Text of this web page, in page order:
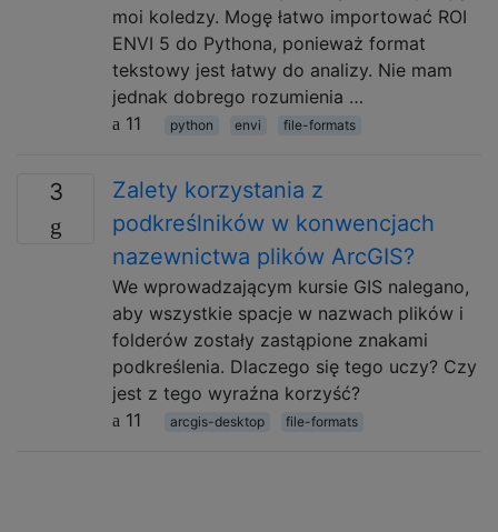
moi koledzy. Mogę łatwo importować ROI
ENVI 5 do Pythona, ponieważ format
tekstowy jest łatwy do analizy. Nie mam
jednak dobrego rozumienia …
11
python envi file-formats
3
Zalety korzystania z
podkreślników w konwencjach
nazewnictwa plików ArcGIS?
We wprowadzającym kursie GIS nalegano,
aby wszystkie spacje w nazwach plików i
folderów zostały zastąpione znakami
podkreślenia. Dlaczego się tego uczy? Czy
jest z tego wyraźna korzyść?
11
arcgis-desktop file-formats